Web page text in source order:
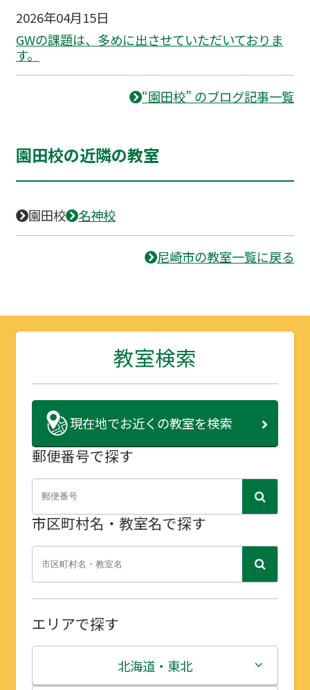
2026年04月15日
GWの課題は、多めに出させていただいておりま
す。
“園田校” のブログ記事一覧
園田校の近隣の教室
園田校 名神校
尼崎市の教室一覧に戻る
教室検索
現在地でお近くの教室を検索
郵便番号で探す
市区町村名・教室名で探す
エリアで探す
北海道・東北